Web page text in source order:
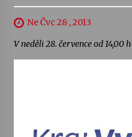
Ne Čvc 28 , 2013
V neděli 28. července od 14,00